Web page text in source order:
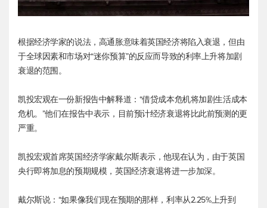
根据经济学家的说法，高通胀意味着英国经济将陷入衰退，但由
于全球因素和市场对“迷你预算”的反应而导致的利率上升将加剧
衰退的范围。
凯投宏观在一份新报告中解释道：“借贷成本危机将加剧生活成本
危机。”他们在报告中表示，目前预计经济衰退将比此前预测的更
严重。
凯投宏观首席英国经济学家戴尔斯表示，他现在认为，由于英国
央行即将加息的预期规模，英国经济衰退将进一步加深。
戴尔斯说：“如果像我们现在预期的那样，利率从2.25%上升到